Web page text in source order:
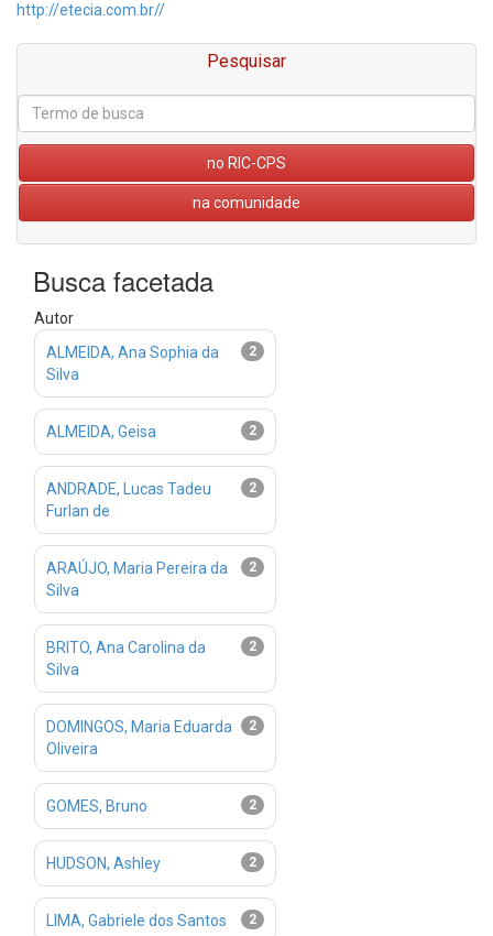
http://etecia.com.br//
Pesquisar
no RIC-CPS
na comunidade
Busca facetada
Autor
2
ALMEIDA, Ana Sophia da
Silva
2
ALMEIDA, Geisa
2
ANDRADE, Lucas Tadeu
Furlan de
2
ARAÚJO, Maria Pereira da
Silva
2
BRITO, Ana Carolina da
Silva
2
DOMINGOS, Maria Eduarda
Oliveira
2
GOMES, Bruno
2
HUDSON, Ashley
2
LIMA, Gabriele dos Santos